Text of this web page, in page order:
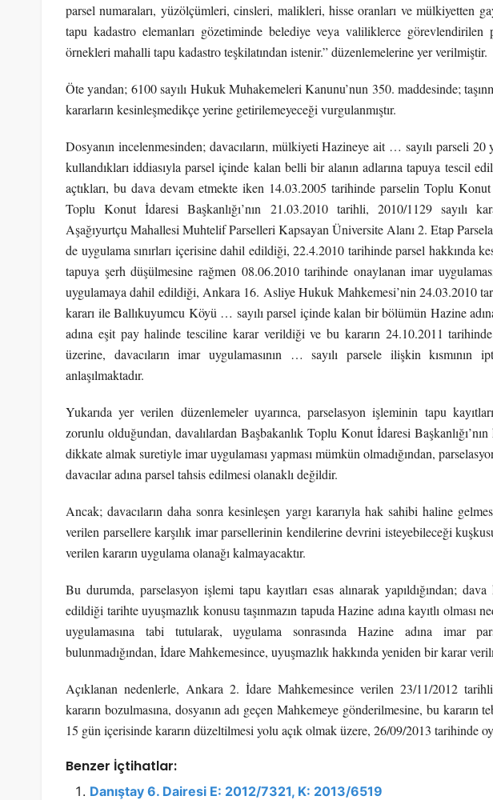
parsel numaraları, yüzölçümleri, cinsleri, malikleri, hisse oranları ve mülkiyetten
tapu kadastro elemanları gözetiminde belediye veya valiliklerce görevlendirilen
örnekleri mahalli tapu kadastro teşkilatından istenir.” düzenlemelerine yer verilmiştir.
Öte yandan; 6100 sayılı Hukuk Muhakemeleri Kanunu’nun 350. maddesinde;
kararların kesinleşmedikçe yerine getirilemeyeceği vurgulanmıştır.
Dosyanın incelenmesinden; davacıların, mülkiyeti Hazineye ait … sayılı parseli 20
kullandıkları iddiasıyla parsel içinde kalan belli bir alanın adlarına tapuya tescil
açtıkları, bu dava devam etmekte iken 14.03.2005 tarihinde parselin Toplu Konut
Toplu Konut İdaresi Başkanlığı’nın 21.03.2010 tarihli, 2010/1129 sayılı
Aşağıyurtçu Mahallesi Muhtelif Parselleri Kapsayan Üniversite Alanı 2. Etap
de uygulama sınırları içerisine dahil edildiği, 22.4.2010 tarihinde parsel hakkında
tapuya şerh düşülmesine rağmen 08.06.2010 tarihinde onaylanan imar
uygulamaya dahil edildiği, Ankara 16. Asliye Hukuk Mahkemesi’nin 24.03.2010
kararı ile Ballıkuyumcu Köyü … sayılı parsel içinde kalan bir bölümün Hazine
adına eşit pay halinde tesciline karar verildiği ve bu kararın 24.10.2011
üzerine, davacıların imar uygulamasının … sayılı parsele ilişkin kısmının
anlaşılmaktadır.
Yukarıda yer verilen düzenlemeler uyarınca, parselasyon işleminin tapu
zorunlu olduğundan, davalılardan Başbakanlık Toplu Konut İdaresi Başkanlığı’nın
dikkate almak suretiyle imar uygulaması yapması mümkün olmadığından,
davacılar adına parsel tahsis edilmesi olanaklı değildir.
Ancak; davacıların daha sonra kesinleşen yargı kararıyla hak sahibi haline
verilen parsellere karşılık imar parsellerinin kendilerine devrini isteyebileceği
verilen kararın uygulama olanağı kalmayacaktır.
Bu durumda, parselasyon işlemi tapu kayıtları esas alınarak yapıldığından;
edildiği tarihte uyuşmazlık konusu taşınmazın tapuda Hazine adına kayıtlı olması
uygulamasına tabi tutularak, uygulama sonrasında Hazine adına imar
bulunmadığından, İdare Mahkemesince, uyuşmazlık hakkında yeniden bir karar
Açıklanan nedenlerle, Ankara 2. İdare Mahkemesince verilen 23/11/2012
kararın bozulmasına, dosyanın adı geçen Mahkemeye gönderilmesine, bu
15 gün içerisinde kararın düzeltilmesi yolu açık olmak üzere, 26/09/2013 tarihinde
Benzer İçtihatlar:
Danıştay 6. Dairesi E: 2012/7321, K: 2013/6519